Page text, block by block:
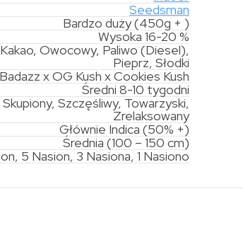
Seedsman
Bardzo duży (450g + )
Wysoka 16-20 %
Owocowy, Paliwo (Diesel),
Pieprz, Słodki
Badazz x OG Kush x Cookies Kush
Średni 8-10 tygodni
Skupiony, Szczęśliwy, Towarzyski,
Zrelaksowany
Głównie Indica (50% +)
Średnia (100 – 150 cm)
5 Nasion, 3 Nasiona, 1 Nasiono